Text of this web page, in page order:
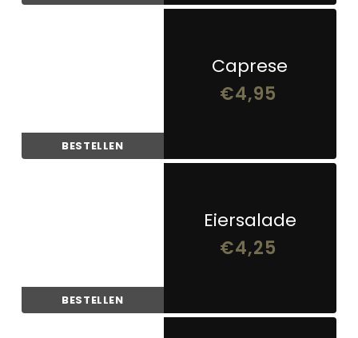
BESTELLEN
Caprese
€4,95
BESTELLEN
Eiersalade
€4,25